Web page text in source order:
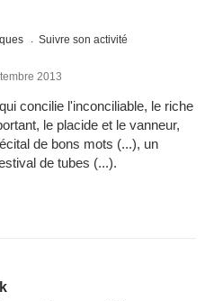
Suivre son activité
2013
concilie l'inconciliable, le riche
le placide et le vanneur,
de bons mots (...), un
de tubes (...).